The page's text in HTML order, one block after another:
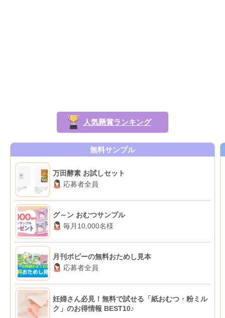
人気懸賞ランキング
無料サンプル
万田酵素 お試しセット
応募者全員
グ～ン おむつサンプル
毎月10,000名様
月刊ポピーの無料おためし見本
応募者全員
妊婦さん必見！無料で試せる「紙おむつ・粉ミル
ク」のお得情報 BEST10♪